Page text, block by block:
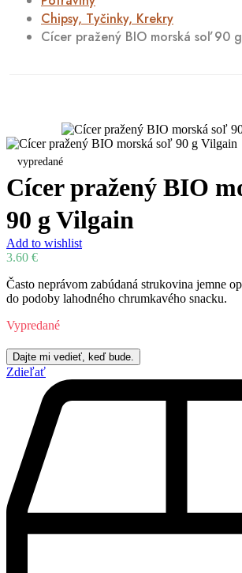
Chipsy, Tyčinky, Krekry
Cícer pražený BIO morská soľ 90
vypredané
Cícer pražený BIO
90 g Vilgain
Add to wishlist
3.60 €
Často neprávom zabúdaná strukovina jemne
do podoby lahodného chrumkavého snacku.
Vypredané
Zdieľať